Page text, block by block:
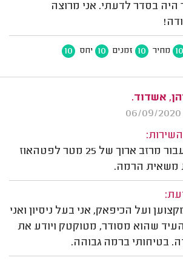
היה בסדר לדעתי. אני מרוצה
10 מחיר 10 זמנים 10 יחס 10
אשדוד.
תיקון עבור מרזב ארוך של 25 מטר לפטהאוז
משאית הרמה.
ועל הכיפאק, אני בעל ניסיון ואני
שהוא מסודר, מטוקטק ויודע את
בטיחותי ברמה גבוהה.